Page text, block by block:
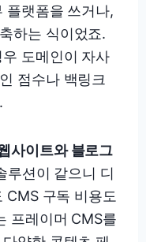
플랫폼을 쓰거나,
하는 식이었죠.
도메인이 자사
점수나 백링크
사이트와 블로그
루션이 같으니 디
CMS 구독 비용도
프레이머 CMS를